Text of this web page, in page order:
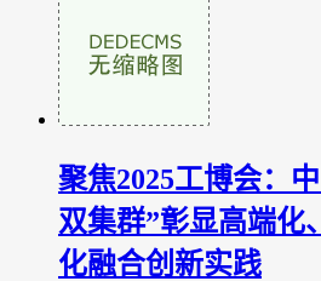
聚焦2025工博会：
双集群”彰显高端化
化融合创新实践